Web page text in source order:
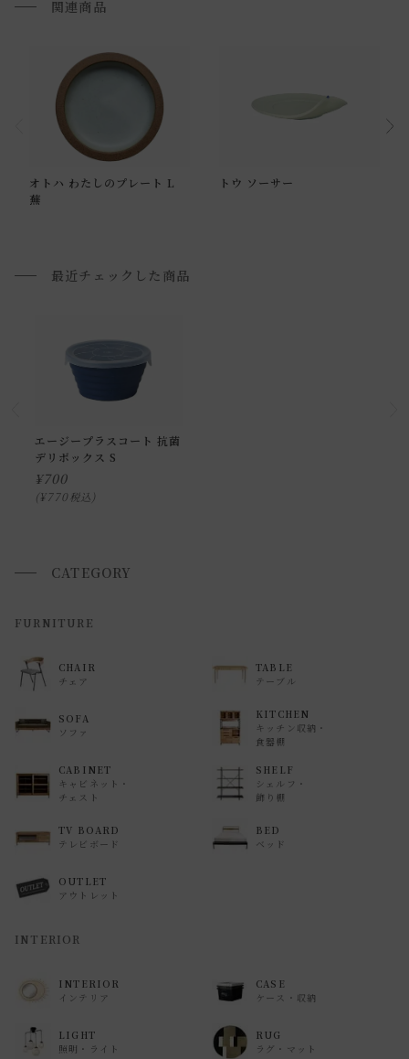
通常配送について
通常配送の場合、お品物は玄関前での引渡しとなります。
■ご不明な点やご希望がございましたら、お気軽にお問い合
小型商品の日時・時間指定について
お届け時間帯(大型以外) は、
申し訳ございませんが、具体的な時間帯指定をしての出荷は
できません。
また、日曜・祝日は、時間帯指定ができません。
いませ 。
返品・交換について
ご覧ください。
・本製品はワレモノです。お取り扱いには充分気をつけてく
・強い衝撃や急激な温度変化により割れたり欠けたりする場
合があります。
・テーブルや食器棚等の上で引きずらないでください。
・テーブル等の表面を傷つける場合があります。
・洗浄する際は、スチールたわしや研磨剤入りスポンジを使
用しないでください。本体に傷をつけ、破損の原因になりま
ださい。
ください。
関連商品
オトハ わたしのプレート L
蕪
トウ ソーサー
最近チェックした商品
エージープラスコート 抗菌
デリボックス S
¥700
¥770 税込
CATEGORY
FURNITURE
CHAIR
チェア
TABLE
テーブル
SOFA
ソファ
KITCHEN
キッチン収納・
食器棚
CABINET
キャビネット・
チェスト
SHELF
シェルフ・
飾り棚
TV BOARD
テレビボード
BED
ベッド
OUTLET
アウトレット
INTERIOR
INTERIOR
インテリア
CASE
ケース・収納
LIGHT
照明・ライト
RUG
ラグ・マット